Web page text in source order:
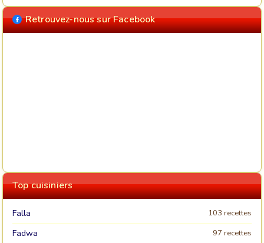
Retrouvez-nous sur Facebook
Top cuisiniers
Falla 103 recettes
Fadwa 97 recettes